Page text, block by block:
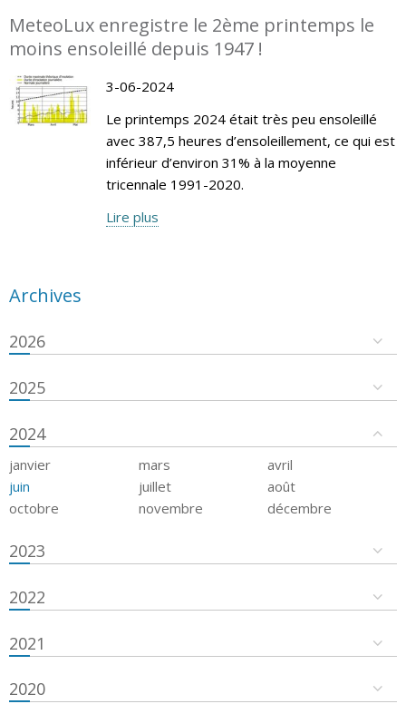
MeteoLux enregistre le 2ème printemps le
moins ensoleillé depuis 1947 !
3-06-2024
Le printemps 2024 était très peu ensoleillé
avec 387,5 heures d’ensoleillement, ce qui est
inférieur d’environ 31% à la moyenne
tricennale 1991-2020.
Lire plus
Archives
2026
2025
2024
janvier mars
avril
juin
juillet
août
octobre
novembre décembre
2023
2022
2021
2020